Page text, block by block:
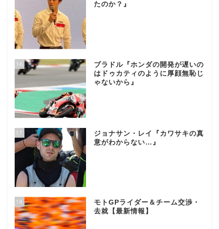
たのか？』
16
ブラドル『ホンダの開発が遅いの
はドゥカティのように厚顔無恥じ
ゃないから』
17
ジョナサン・レイ『カワサキの真
意がわからない…』
18
モトGPライダー＆チーム交渉・
去就【最新情報】